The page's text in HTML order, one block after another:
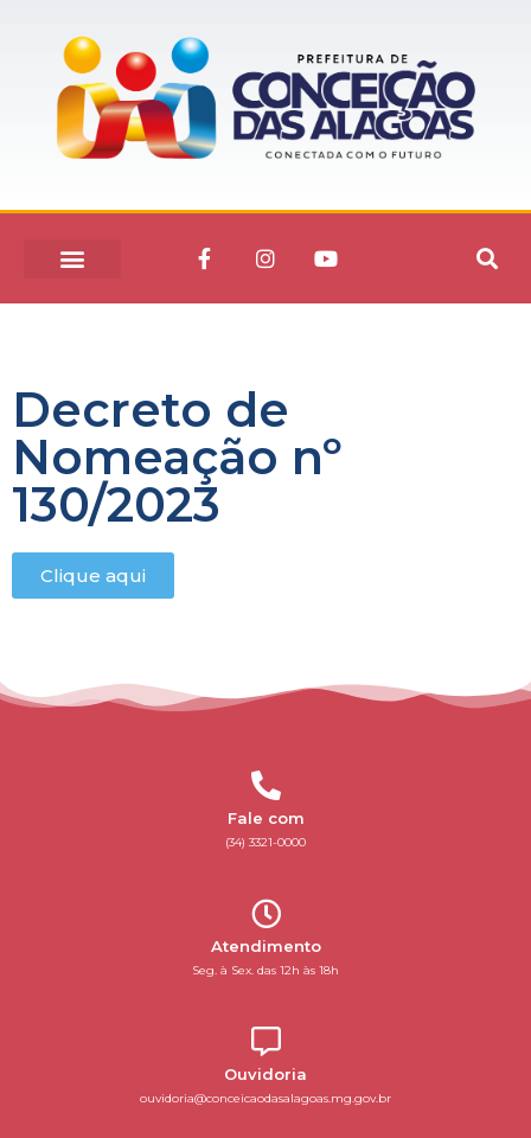
Decreto de
Nomeação nº
130/2023
Clique aqui
Fale com
(34) 3321-0000
Atendimento
Seg. à Sex. das 12h às 18h
Ouvidoria
ouvidoria@conceicaodasalagoas.mg.gov.br